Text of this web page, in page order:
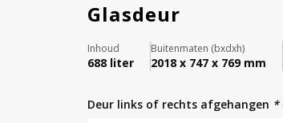
Glasdeur
Inhoud
688 liter
Buitenmaten (bxdxh)
2018 x 747 x 769 mm
deur links of rechts afgehangen *